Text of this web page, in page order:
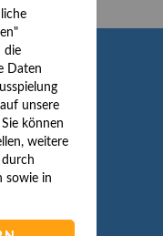
die
Daten
unsere
können
weitere
sowie in